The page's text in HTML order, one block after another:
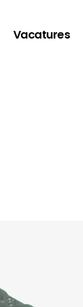
Vacatures